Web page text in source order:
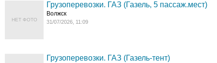
НЕТ ФОТО
Грузоперевозки. ГАЗ (Газель, 5 пассаж.мест)
Волжск
31/07/2026, 11:09
Грузоперевозки. ГАЗ (Газель-тент)